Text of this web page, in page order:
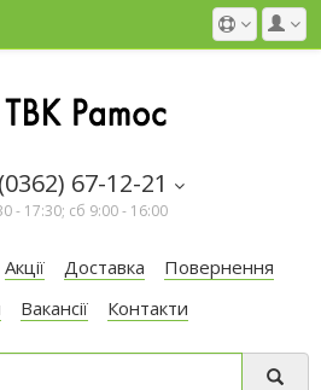
67-12-21
- 17:30; сб 9:00 - 16:00
Акції Доставка
Повернення
Вакансії Контакти